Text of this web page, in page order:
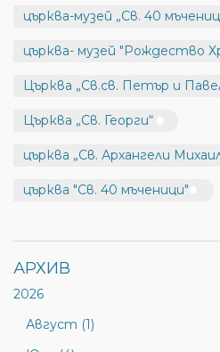
църква-музей „Св. 40
църква- музей "Рождество
Църква „Св.св. Петър и
Църква „Св. Георги“
църква „Св. Архангели
църква "Св. 40 мъченици"
АРХИВ
2026
Август (1)